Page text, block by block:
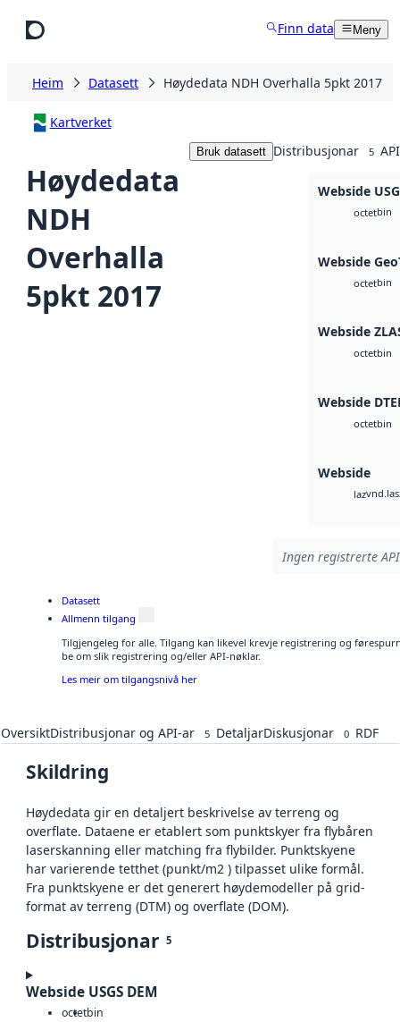
Finn data Meny
Heim Datasett Høydedata NDH Overhalla 5pkt 2017
Kartverket
Høydedata
NDH
Overhalla
5pkt 2017
Bruk datasett Distribusjonar 5
Webside
octetbin
Webside
octetbin
Webside
octetbin
Webside
octetbin
Webside
laz
Ingen registrerte
Datasett
Allmenn tilgang
Tilgjengeleg for alle. Tilgang kan likevel krevje registrering og
be om slik registrering og/eller API-nøklar.
Les meir om tilgangsnivå her
OversiktDistribusjonar og API-ar 5 DetaljarDiskusjonar 0 RDF
Skildring
Høydedata gir en detaljert beskrivelse av terreng og
overflate. Dataene er etablert som punktskyer fra flybåren
laserskanning eller matching fra flybilder. Punktskyene
har varierende tetthet (punkt/m2 ) tilpasset ulike formål.
Fra punktskyene er det generert høydemodeller på grid-
format av terreng (DTM) og overflate (DOM).
Distribusjonar 5
Webside USGS DEM
octetbin